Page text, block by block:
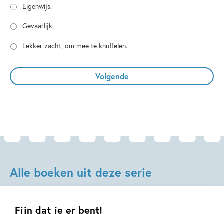
Fijn dat je er bent!
Eigenwijs.
Gevaarlijk.
Lekker zacht, om mee te knuffelen.
Alle boeken uit deze serie